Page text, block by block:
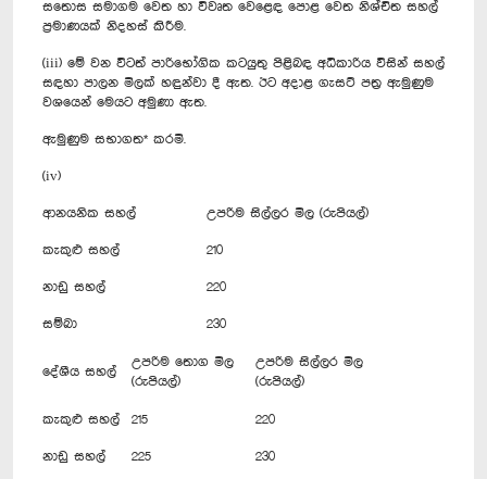
සතොස සමාගම වෙත හා විවෘත වෙළෙඳ පොළ වෙත නිශ්චිත සහල්
ප්‍රමාණයක් නිදහස් කිරීම.
(iii) මේ වන විටත් පාරිභෝගික කටයුතු පිළිබඳ අධිකාරිය විසින් සහල්
සඳහා පාලන මිලක් හඳුන්වා දී ඇත. ඊට අදාළ ගැසට් පත්‍ර ඇමුණුම
වශයෙන් මෙයට අමුණා ඇත.
ඇමුණුම සභාගත* කරමි.
(iv)
ආනයනික සහල් උපරිම සිල්ලර මිල (රුපියල්)
කැකුළු සහල් 210
නාඩු සහල් 220
සම්බා 230
දේශීය සහල්
උපරිම තොග මිල
(රුපියල්)
උපරිම සිල්ලර මිල
(රුපියල්)
කැකුළු සහල් 215 220
නාඩු සහල් 225 230